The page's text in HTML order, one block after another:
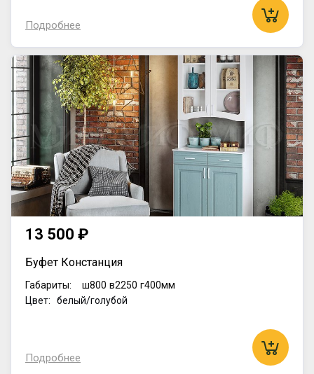
Подробнее
13 500 ₽
Буфет Констанция
Габариты: ш800 в2250 г400мм
Цвет: белый/голубой
Подробнее